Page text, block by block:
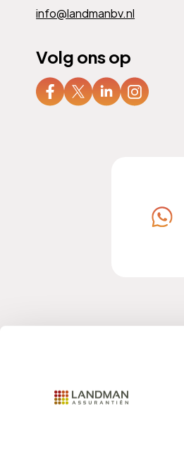
info@landmanbv.nl
Volg ons op